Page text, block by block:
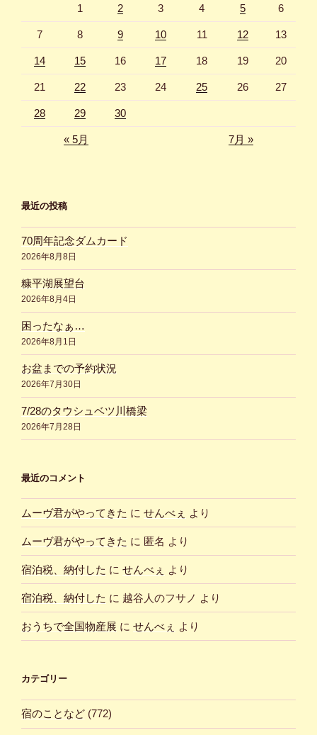
1 2 3 4 5 6
7 8 9 10 11 12 13
14 15 16 17 18 19 20
21 22 23 24 25 26 27
28 29 30
« 5月 7月 »
最近の投稿
70周年記念ダムカード
2026年8月8日
糠平湖展望台
2026年8月4日
困ったなぁ…
2026年8月1日
お盆までの予約状況
2026年7月30日
7/28のタウシュベツ川橋梁
2026年7月28日
最近のコメント
ムーヴ君がやってきた に せんべぇ より
ムーヴ君がやってきた に 匿名 より
宿泊税、納付した に せんべぇ より
宿泊税、納付した に 越谷人のフサノ より
おうちで全国物産展 に せんべぇ より
カテゴリー
宿のことなど (772)